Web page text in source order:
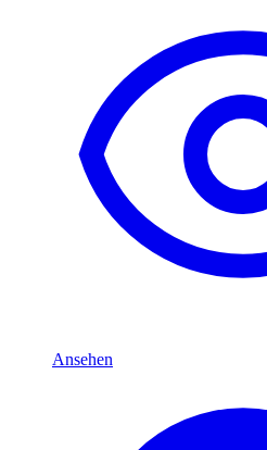
Ansehen